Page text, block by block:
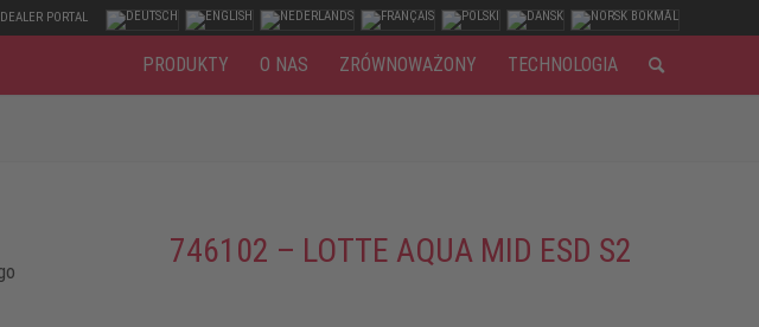
DEALER PORTAL
PRODUKTY O NAS ZRÓWNOWAŻONY TECHNOLOGIA
746102 – LOTTE AQUA MID ESD S2